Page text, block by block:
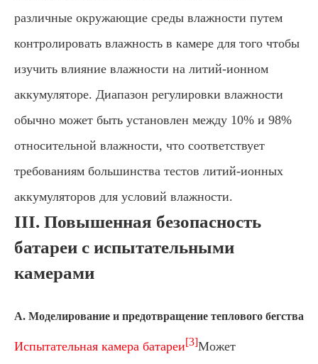
различные окружающие среды влажности путем
контролировать влажность в камере для того чтобы
изучить влияние влажности на литий-ионном
аккумуляторе. Диапазон регулировки влажности
обычно может быть установлен между 10% и 98%
относительной влажности, что соответствует
требованиям большинства тестов литий-ионных
аккумуляторов для условий влажности.
III. Повышенная безопасность
батареи с испытательными
камерами
А. Моделирование и предотвращение теплового бегства
Испытательная камера батареи[3]Может